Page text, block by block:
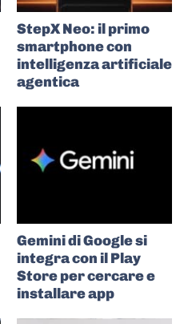
StepX Neo: il primo
smartphone con
intelligenza artificiale
agentica
Gemini di Google si
integra con il Play
Store per cercare e
installare app